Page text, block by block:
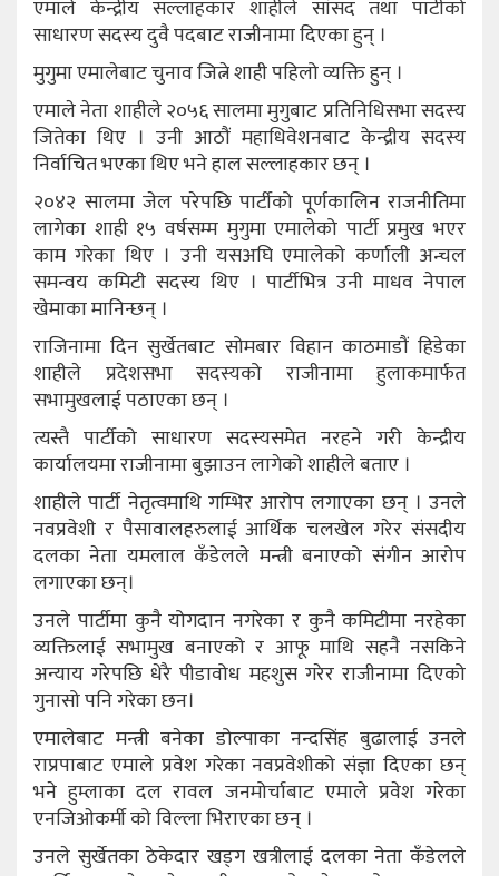
एमाले केन्द्रीय सल्लाहकार शाहीले सांसद तथा पार्टीको
साधारण सदस्य दुवै पदबाट राजीनामा दिएका हुन् ।
मुगुमा एमालेबाट चुनाव जित्ने शाही पहिलो व्यक्ति हुन् ।
एमाले नेता शाहीले २०५६ सालमा मुगुबाट प्रतिनिधिसभा सदस्य
जितेका थिए । उनी आठौं महाधिवेशनबाट केन्द्रीय सदस्य
निर्वाचित भएका थिए भने हाल सल्लाहकार छन् ।
२०४२ सालमा जेल परेपछि पार्टीको पूर्णकालिन राजनीतिमा
लागेका शाही १५ वर्षसम्म मुगुमा एमालेको पार्टी प्रमुख भएर
काम गरेका थिए । उनी यसअघि एमालेको कर्णाली अन्चल
समन्वय कमिटी सदस्य थिए । पार्टीभित्र उनी माधव नेपाल
खेमाका मानिन्छन् ।
राजिनामा दिन सुर्खेतबाट सोमबार विहान काठमाडौं हिडेका
शाहीले प्रदेशसभा सदस्यको राजीनामा हुलाकमार्फत
सभामुखलाई पठाएका छन् ।
त्यस्तै पार्टीको साधारण सदस्यसमेत नरहने गरी केन्द्रीय
कार्यालयमा राजीनामा बुझाउन लागेको शाहीले बताए ।
शाहीले पार्टी नेतृत्वमाथि गम्भिर आरोप लगाएका छन् । उनले
नवप्रवेशी र पैसावालहरुलाई आर्थिक चलखेल गरेर संसदीय
दलका नेता यमलाल कँडेलले मन्त्री बनाएको संगीन आरोप
लगाएका छन्।
उनले पार्टीमा कुनै योगदान नगरेका र कुनै कमिटीमा नरहेका
व्यक्तिलाई सभामुख बनाएको र आफू माथि सहनै नसकिने
अन्याय गरेपछि धेरै पीडावोध महशुस गरेर राजीनामा दिएको
गुनासो पनि गरेका छन।
एमालेबाट मन्त्री बनेका डोल्पाका नन्दसिंह बुढालाई उनले
राप्रपाबाट एमाले प्रवेश गरेका नवप्रवेशीको संज्ञा दिएका छन्
भने हुम्लाका दल रावल जनमोर्चाबाट एमाले प्रवेश गरेका
एनजिओकर्मी को विल्ला भिराएका छन् ।
उनले सुर्खेतका ठेकेदार खड्ग खत्रीलाई दलका नेता कँडेलले